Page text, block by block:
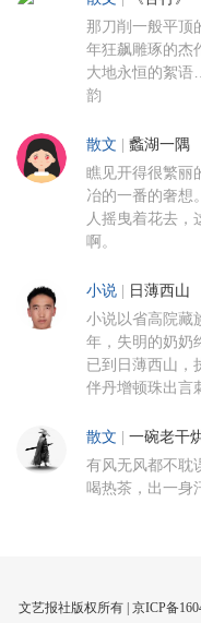
那刀削一般平顶
年狂飙雕琢的杰
大地永恒的絮
韵
散文 蠡湖一隅
瞧见开得很繁丽
冶的一番的奢想
人摇曳着花去，
啊。
小说 日薄西山
小说以省高院藏
年，失明的奶奶
已到日薄西山，
伴丹增顿珠出言
散文 一碗老干
有风无风都不耽
喝热茶，出一身
文艺报社版权所有 | 京ICP备